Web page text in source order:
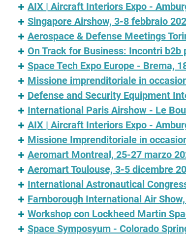
AIX | Aircraft Interiors Expo -
Singapore Airshow, 3-8 febbraio
Aerospace & Defense Meetings
On Track for Business: Incontri
Space Tech Expo Europe - Brema,
Missione imprenditoriale in
Defense and Security Equipment
International Paris Airshow - Le
AIX | Aircraft Interiors Expo -
Missione Imprenditoriale in
Aeromart Montreal, 25-27 marzo
Aeromart Toulouse, 3-5 dicembre
International Astronautical
Farnborough International Air
Workshop con Lockheed Martin
Space Symposyum - Colorado